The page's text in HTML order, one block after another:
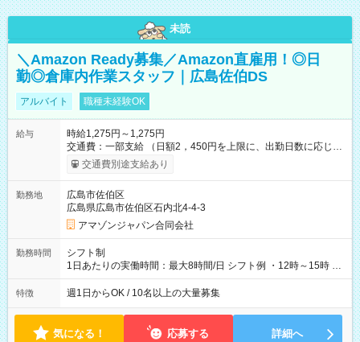
未読
＼Amazon Ready募集／Amazon直雇用！◎日
勤◎倉庫内作業スタッフ｜広島佐伯DS
アルバイト 職種未経験OK
給与
時給1,275円～1,275円
交通費：一部支給 （日額2，450円を上限に、出勤日数に応じて
実費支給） ※22:00～翌5:00までは時給25%UP！ ■給与前払い
制度あり ※前払い額の上限あり、手数料無料（Amazon負担）
交通費別途支給あり
勤務地
広島市佐伯区
広島県広島市佐伯区石内北4-4-3
アマゾンジャパン合同会社
勤務時間
シフト制
1日あたりの実働時間：最大8時間/日 シフト例 ・12時～15時 入
社後、就業可能シフトをご確認の上、申請してください。
特徴 週1日からOK / 10名以上の大量募集
気になる！ 応募する 詳細へ